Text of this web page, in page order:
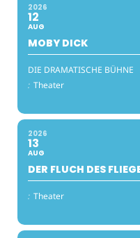
2026
12
AUG
MOBY DICK
DIE DRAMATISCHE BÜHNE
: Theater
2026
13
AUG
DER FLUCH DES
: Theater